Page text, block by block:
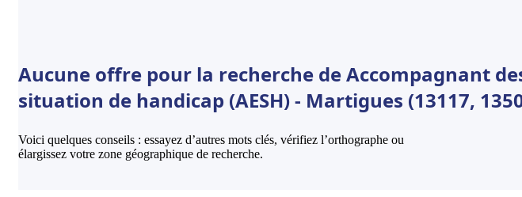
Aucune offre pour la recherche de Accompagnant
situation de handicap (AESH) - Martigues (13117,
Voici quelques conseils : essayez d’autres mots clés, vérifiez l’orthographe ou
élargissez votre zone géographique de recherche.